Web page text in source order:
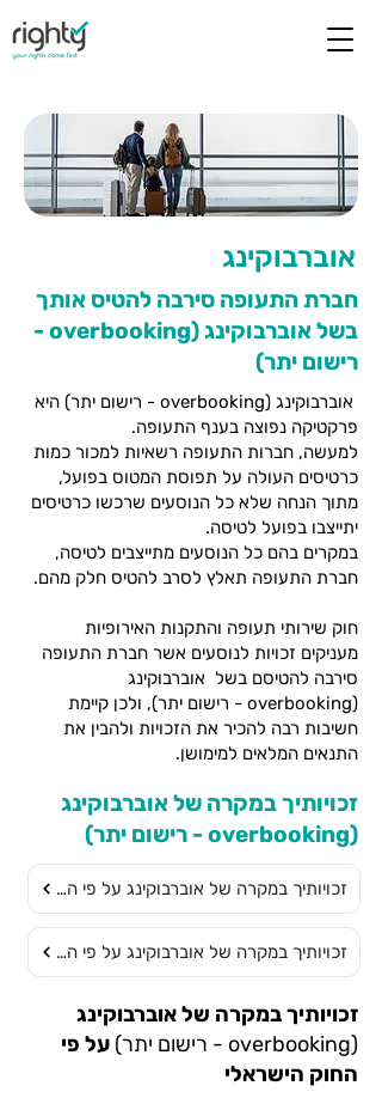
חברת התעופה סירבה להטיס אותך
בשל אוברבוקינג (overbooking -
רישום יתר)
אוברבוקינג (overbooking - רישום יתר) היא
פרקטיקה נפוצה בענף התעופה.
למעשה, חברות התעופה רשאיות למכור כמות
כרטיסים העולה על תפוסת המטוס בפועל,
מתוך הנחה שלא כל הנוסעים שרכשו כרטיסים
יתייצבו בפועל לטיסה.
במקרים בהם כל הנוסעים מתייצבים לטיסה,
חברת התעופה תאלץ לסרב להטיס חלק מהם.
חוק שירותי תעופה והתקנות האירופיות
מעניקים זכויות לנוסעים אשר חברת התעופה
סירבה להטיסם בשל אוברבוקינג
(overbooking - רישום יתר), ולכן קיימת
חשיבות רבה להכיר את הזכויות ולהבין את
התנאים המלאים למימושן.
זכויותיך במקרה של אוברבוקינג
(overbooking - רישום יתר)
זכויותיך במקרה של אוברבוקינג על פי החוק הישראלי
זכויותיך במקרה של אוברבוקינג על פי התקנות האירופיות
זכויותיך במקרה של אוברבוקינג
(overbooking - רישום יתר)
על פי
החוק הישראלי
אוברבוקינג